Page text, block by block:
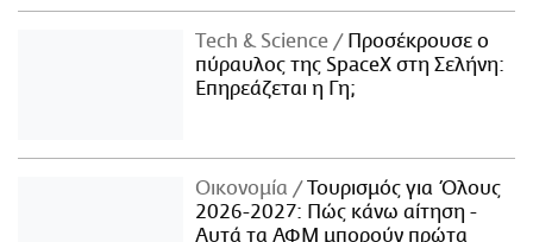
Τech & Science
Προσέκρουσε ο
πύραυλος της SpaceX στη Σελήνη:
Επηρεάζεται η Γη;
Οικονομία
Τουρισμός για Όλους
2026-2027: Πώς κάνω αίτηση -
Αυτά τα ΑΦΜ μπορούν πρώτα